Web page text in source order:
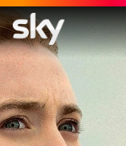
Am Strand